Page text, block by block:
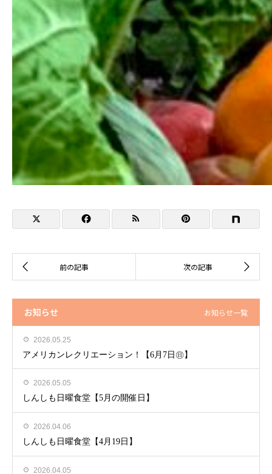
お知らせ お知らせ一覧
2026.05.25
アメリカンレクリエーション！【6月7日㊐】
2026.05.05
しんしも日曜食堂【5月の開催日】
2026.04.06
しんしも日曜食堂【4月19日】
2026.04.05